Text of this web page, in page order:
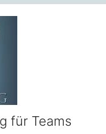
für Teams